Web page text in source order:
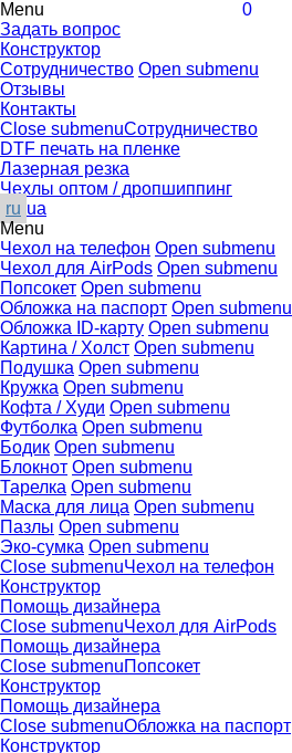
Menu
Задать вопрос
Конструктор
Сотрудничество Open submenu
Отзывы
Контакты
Close submenuСотрудничество
DTF печать на пленке
Лазерная резка
Чехлы оптом / дропшиппинг
ru ua
Menu
Чехол на телефон Open submenu
Чехол для AirPods Open submenu
Попсокет Open submenu
Обложка на паспорт Open submenu
Обложка ID-карту Open submenu
Картина / Холст Open submenu
Подушка Open submenu
Кружка Open submenu
Кофта / Худи Open submenu
Футболка Open submenu
Бодик Open submenu
Блокнот Open submenu
Тарелка Open submenu
Маска для лица Open submenu
Пазлы Open submenu
Эко-сумка Open submenu
Close submenuЧехол на телефон
Конструктор
Помощь дизайнера
Close submenuЧехол для AirPods
Помощь дизайнера
Close submenuПопсокет
Конструктор
Помощь дизайнера
Close submenuОбложка на паспорт
Конструктор
0